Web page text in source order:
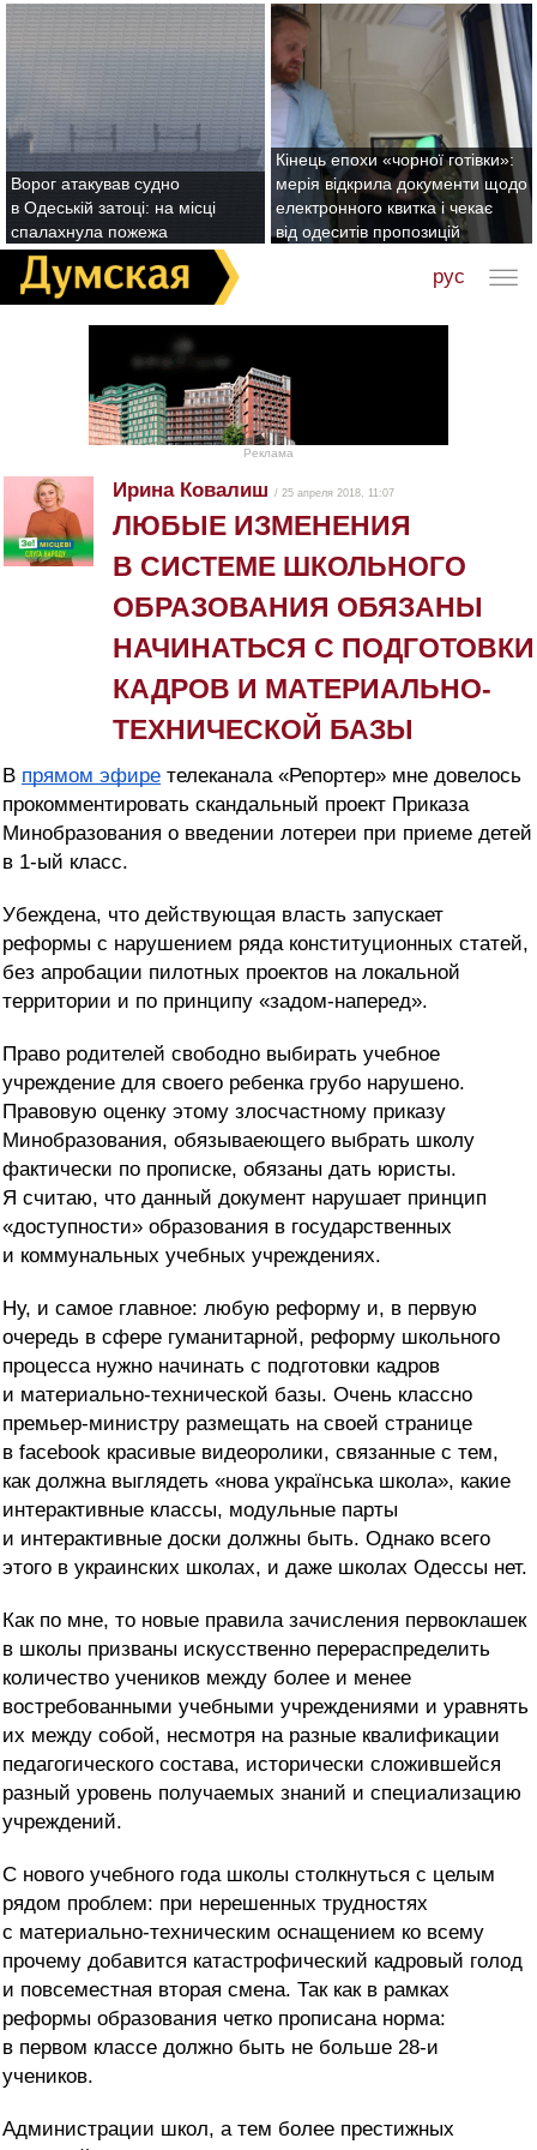
Ворог атакував судно
в Одеській затоці: на місці
спалахнула пожежа
Кінець епохи «чорної готівки»:
мерія відкрила документи щодо
електронного квитка і чекає
від одеситів пропозицій
рус
Реклама
Ирина Ковалиш / 25 апреля 2018, 11:07
ЛЮБЫЕ ИЗМЕНЕНИЯ
В СИСТЕМЕ ШКОЛЬНОГО
ОБРАЗОВАНИЯ ОБЯЗАНЫ
НАЧИНАТЬСЯ С ПОДГОТОВКИ
КАДРОВ И МАТЕРИАЛЬНО-
ТЕХНИЧЕСКОЙ БАЗЫ
В прямом эфире телеканала «Репортер» мне довелось
прокомментировать скандальный проект Приказа
Минобразования о введении лотереи при приеме детей
в 1-ый класс.
Убеждена, что действующая власть запускает
реформы с нарушением ряда конституционных статей,
без апробации пилотных проектов на локальной
территории и по принципу «задом-наперед».
Право родителей свободно выбирать учебное
учреждение для своего ребенка грубо нарушено.
Правовую оценку этому злосчастному приказу
Минобразования, обязываеющего выбрать школу
фактически по прописке, обязаны дать юристы.
Я считаю, что данный документ нарушает принцип
«доступности» образования в государственных
и коммунальных учебных учреждениях.
Ну, и самое главное: любую реформу и, в первую
очередь в сфере гуманитарной, реформу школьного
процесса нужно начинать с подготовки кадров
и материально-технической базы. Очень классно
премьер-министру размещать на своей странице
в facebook красивые видеоролики, связанные с тем,
как должна выглядеть «нова українська школа», какие
интерактивные классы, модульные парты
и интерактивные доски должны быть. Однако всего
этого в украинских школах, и даже школах Одессы нет.
Как по мне, то новые правила зачисления первоклашек
в школы призваны искусственно перераспределить
количество учеников между более и менее
востребованными учебными учреждениями и уравнять
их между собой, несмотря на разные квалификации
педагогического состава, исторически сложившейся
разный уровень получаемых знаний и специализацию
учреждений.
С нового учебного года школы столкнуться с целым
рядом проблем: при нерешенных трудностях
с материально-техническим оснащением ко всему
прочему добавится катастрофический кадровый голод
и повсеместная вторая смена. Так как в рамках
реформы образования четко прописана норма:
в первом классе должно быть не больше 28-и
учеников.
Администрации школ, а тем более престижных